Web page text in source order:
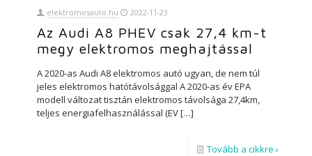
elektromosauto.hu 2022-11-23
Az Audi A8 PHEV csak 27,4 km-t
megy elektromos meghajtással
A 2020-as Audi A8 elektromos autó ugyan, de nem túl
jeles elektromos hatótávolsággal A 2020-as év EPA
modell változat tisztán elektromos távolsága 27,4km,
teljes energiafelhasználással (EV[…]
Tovább a cikkre ›